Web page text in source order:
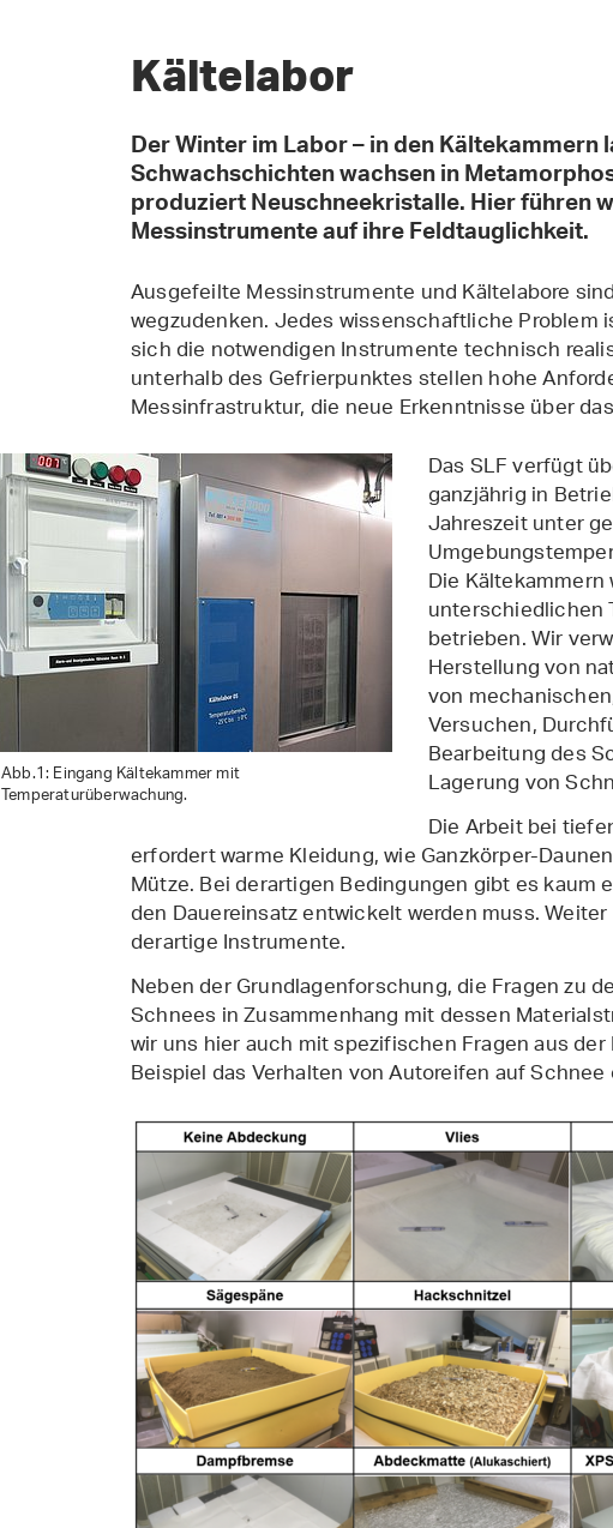
Kältelabor
Der Winter im Labor – in den
Schwachschichten wachsen in
produziert Neuschneekristalle. Hier führen
Messinstrumente auf ihre Feldtauglichkeit.
Ausgefeilte Messinstrumente und Kältelabore
wegzudenken. Jedes wissenschaftliche Problem
sich die notwendigen Instrumente technisch
unterhalb des Gefrierpunktes stellen hohe
Messinfrastruktur, die neue Erkenntnisse über
Abb.1: Eingang Kältekammer mit
Temperaturüberwachung.
Das SLF verfügt
ganzjährig in
Jahreszeit unter
Die
unterschiedlichen
betrieben. Wir
Herstellung von
von
Versuchen,
Bearbeitung des
Lagerung von
Die Arbeit bei
erfordert warme Kleidung, wie Ganzkörper-
Mütze. Bei derartigen Bedingungen gibt es
den Dauereinsatz entwickelt werden muss.
derartige Instrumente.
Neben der Grundlagenforschung, die Fragen zu
Schnees in Zusammenhang mit dessen
wir uns hier auch mit spezifischen Fragen aus
Beispiel das Verhalten von Autoreifen auf